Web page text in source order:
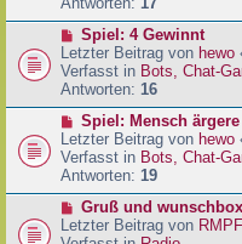
t
a
g
r
B
e
i
t
r
a
g
N
e
u
e
r
B
e
i
t
r
a
g
Spiel: 4 Gewinnt
Letzter Beitrag von hewo
Verfasst in Bots, Chat-
Antworten: 16
N
e
u
e
r
B
e
Spiel: Mensch
Letzter Beitrag von hewo
Verfasst in Bots, Chat-
Antworten: 19
N
e
Gruß und wunschbox
Letzter Beitrag von